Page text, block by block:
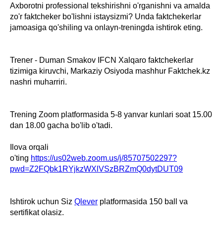
Axborotni professional tekshirishni o'rganishni va amalda
zo'r faktcheker bo'lishni istaysizmi? Unda faktchekerlar
jamoasiga qo'shiling va onlayn-treningda ishtirok eting.
Trener - Duman Smakov IFCN Xalqaro faktchekerlar
tizimiga kiruvchi, Markaziy Osiyoda mashhur Faktchek.kz
nashri muharriri.
Trening Zoom platformasida 5-8 yanvar kunlari soat 15.00
dan 18.00 gacha bo'lib o'tadi.
Ilova orqali
o'ting https://us02web.zoom.us/j/85707502297?
pwd=Z2FQbk1RYjkzWXlVSzBRZmQ0dytDUT09
Ishtirok uchun Siz Qlever platformasida 150 ball va
sertifikat olasiz.